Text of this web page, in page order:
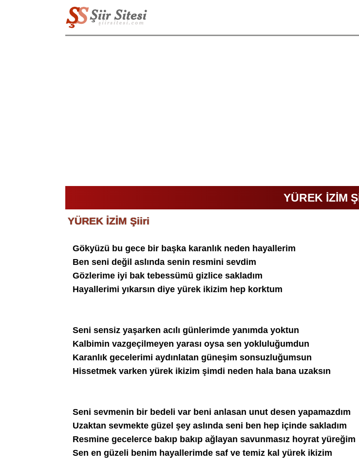
YÜREK İZİM
YÜREK İZİM Şiiri
Gökyüzü bu gece bir başka karanlık neden hayallerim
Ben seni değil aslında senin resmini sevdim
Gözlerime iyi bak tebessümü gizlice sakladım
Hayallerimi yıkarsın diye yürek ikizim hep korktum
Seni sensiz yaşarken acılı günlerimde yanımda yoktun
Kalbimin vazgeçilmeyen yarası oysa sen yokluluğumdun
Karanlık gecelerimi aydınlatan güneşim sonsuzluğumsun
Hissetmek varken yürek ikizim şimdi neden hala bana uzaksın
Seni sevmenin bir bedeli var beni anlasan unut desen yapamazdım
Uzaktan sevmekte güzel şey aslında seni ben hep içinde sakladım
Resmine gecelerce bakıp bakıp ağlayan savunmasız hoyrat yüreğim
Sen en güzeli benim hayallerimde saf ve temiz kal yürek ikizim